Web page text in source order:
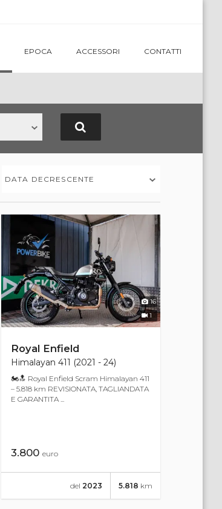
EPOCA ACCESSORI CONTATTI
DATA DECRESCENTE
16
1
Royal Enfield
Himalayan 411 (2021 - 24)
🏍🔝 Royal Enfield Scram Himalayan 411
– 5.818 km REVISIONATA, TAGLIANDATA
E GARANTITA ...
3.800euro
5.818 km
del 2023